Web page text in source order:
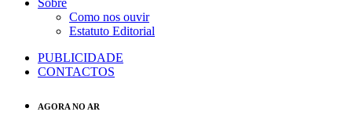
Sobre
Como nos ouvir
Estatuto Editorial
PUBLICIDADE
CONTACTOS
AGORA NO AR